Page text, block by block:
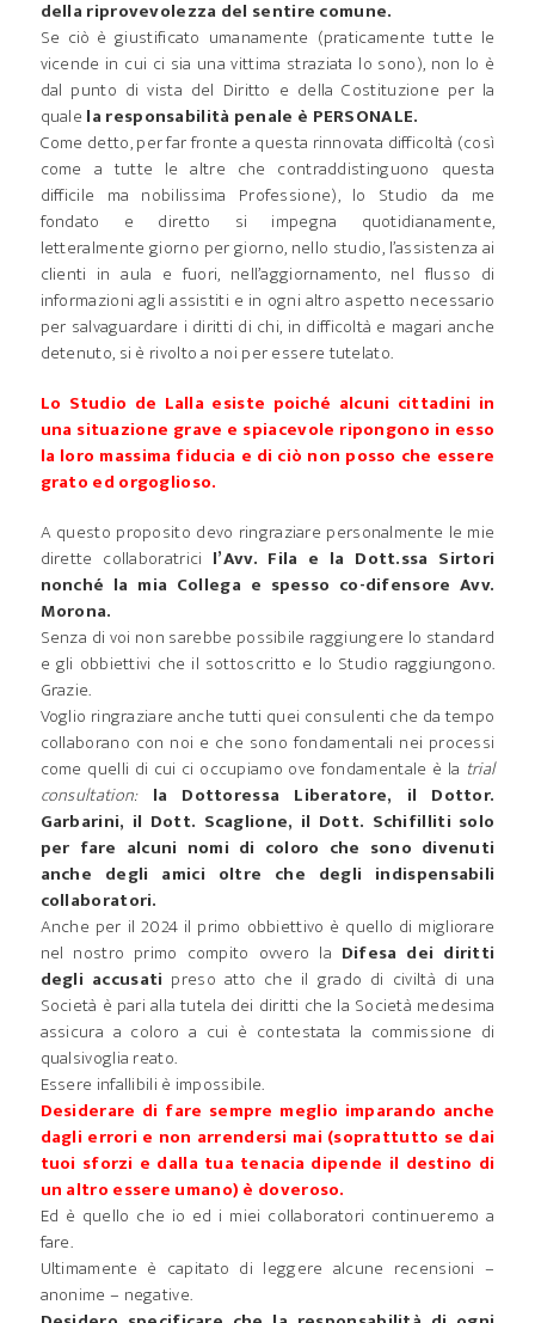
della riprovevolezza del sentire comune.
Se ciò è giustificato umanamente (praticamente tutte le
vicende in cui ci sia una vittima straziata lo sono), non lo è
dal punto di vista del Diritto e della Costituzione per la
quale la responsabilità penale è PERSONALE.
Come detto, per far fronte a questa rinnovata difficoltà (così
come a tutte le altre che contraddistinguono questa
difficile ma nobilissima Professione), lo Studio da me
fondato e diretto si impegna quotidianamente,
letteralmente giorno per giorno, nello studio, l’assistenza ai
clienti in aula e fuori, nell’aggiornamento, nel flusso di
informazioni agli assistiti e in ogni altro aspetto necessario
per salvaguardare i diritti di chi, in difficoltà e magari anche
detenuto, si è rivolto a noi per essere tutelato.
Lo Studio de Lalla esiste poiché alcuni cittadini in
una situazione grave e spiacevole ripongono in esso
la loro massima fiducia e di ciò non posso che essere
grato ed orgoglioso.
A questo proposito devo ringraziare personalmente le mie
dirette collaboratrici l’Avv. Fila e la Dott.ssa Sirtori
nonché la mia Collega e spesso co-difensore Avv.
Morona.
Senza di voi non sarebbe possibile raggiungere lo standard
e gli obbiettivi che il sottoscritto e lo Studio raggiungono.
Grazie.
Voglio ringraziare anche tutti quei consulenti che da tempo
collaborano con noi e che sono fondamentali nei processi
come quelli di cui ci occupiamo ove fondamentale è la trial
consultation: la Dottoressa Liberatore, il Dottor.
Garbarini, il Dott. Scaglione, il Dott. Schifilliti solo
per fare alcuni nomi di coloro che sono divenuti
anche degli amici oltre che degli indispensabili
collaboratori.
Anche per il 2024 il primo obbiettivo è quello di migliorare
nel nostro primo compito ovvero la Difesa dei diritti
degli accusati preso atto che il grado di civiltà di una
Società è pari alla tutela dei diritti che la Società medesima
assicura a coloro a cui è contestata la commissione di
qualsivoglia reato.
Essere infallibili è impossibile.
Desiderare di fare sempre meglio imparando anche
dagli errori e non arrendersi mai (soprattutto se dai
tuoi sforzi e dalla tua tenacia dipende il destino di
un altro essere umano) è doveroso.
Ed è quello che io ed i miei collaboratori continueremo a
fare.
Ultimamente è capitato di leggere alcune recensioni –
anonime – negative.